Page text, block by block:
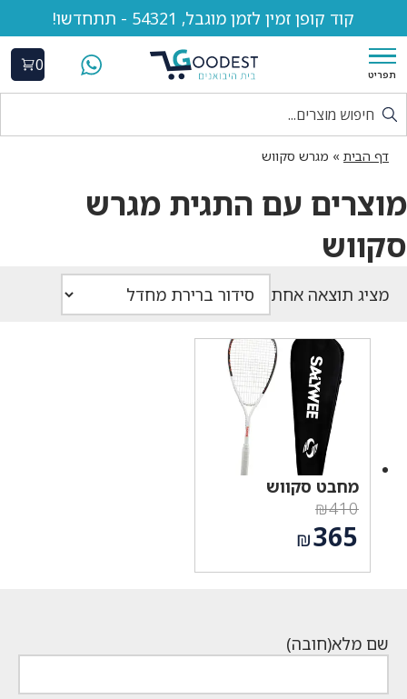
קוד קופן זמין לזמן מוגבל, 54321 - תתחדשו!
תפריט
0
דף הבית » מגרש סקווש
מוצרים עם התגית מגרש
סקווש
מציג תוצאה אחת
מחבט סקווש
₪410
המחיר
המקורי
היה:
₪365
שם מלא(חובה)